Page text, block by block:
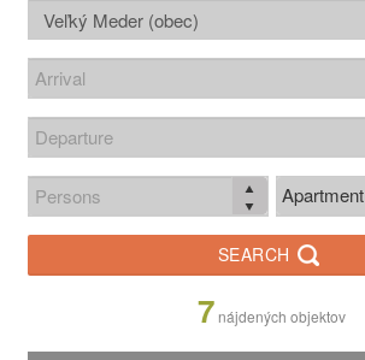
Apartment
SEARCH
7 nájdených objektov